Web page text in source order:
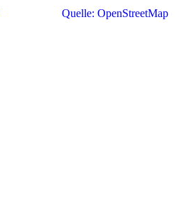
Quelle: OpenStreetMap